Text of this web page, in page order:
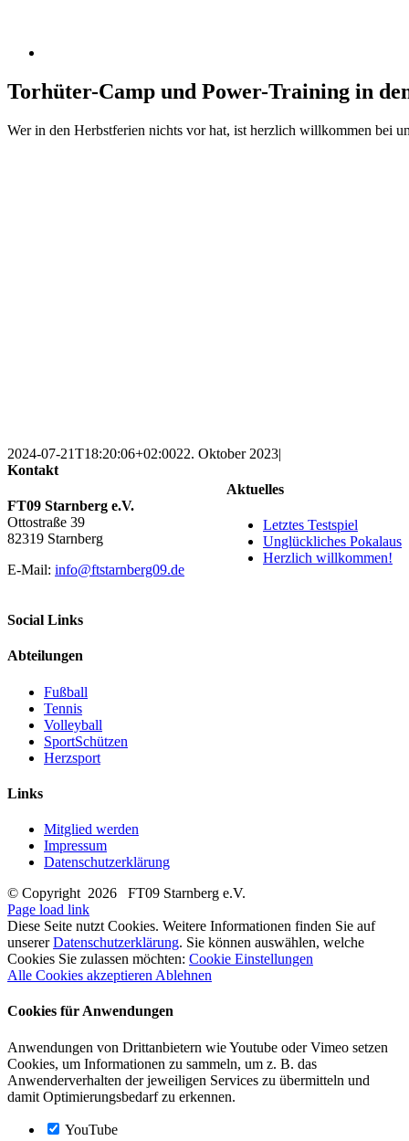
Torhüter-Camp und Power-Training in
Wer in den Herbstferien nichts vor hat, ist herzlich willkommen bei
2024-07-21T18:20:06+02:0022. Oktober 2023|
Aktuelles
Letztes Testspiel
Unglückliches Pokalaus
Herzlich willkommen!
Kontakt
FT09 Starnberg e.V.
Ottostraße 39
82319 Starnberg
E-Mail: info@ftstarnberg09.de
Social Links
Abteilungen
Fußball
Tennis
Volleyball
SportSchützen
Herzsport
Links
Mitglied werden
Impressum
Datenschutzerklärung
© Copyright 2026 FT09 Starnberg e.V.
Page load link
Diese Seite nutzt Cookies. Weitere Informationen finden Sie auf
unsererDatenschutzerklärung. Sie können auswählen, welche
Cookies Sie zulassen möchten: Cookie Einstellungen
Alle Cookies akzeptieren Ablehnen
Cookies für Anwendungen
Anwendungen von Drittanbietern wie Youtube oder Vimeo setzen
Cookies, um Informationen zu sammeln, um z. B. das
Anwenderverhalten der jeweiligen Services zu übermitteln und
damit Optimierungsbedarf zu erkennen.
YouTube